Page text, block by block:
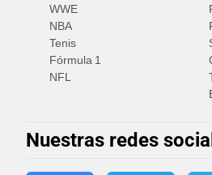
WWE
NBA
Tenis
Fórmula 1
NFL
Nuestras redes